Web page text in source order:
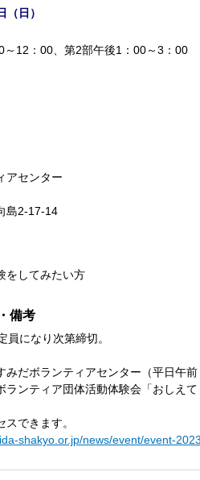
日）
～12：00、第2部午後1：00～3：00
アセンター
島2-17-14
をしてみたい方
備考
員になり次第締切。
みだボランティアセンター（平日午
ランティア団体活動体験会「おしえ
スできます。
shakyo.or.jp/news/event/event-